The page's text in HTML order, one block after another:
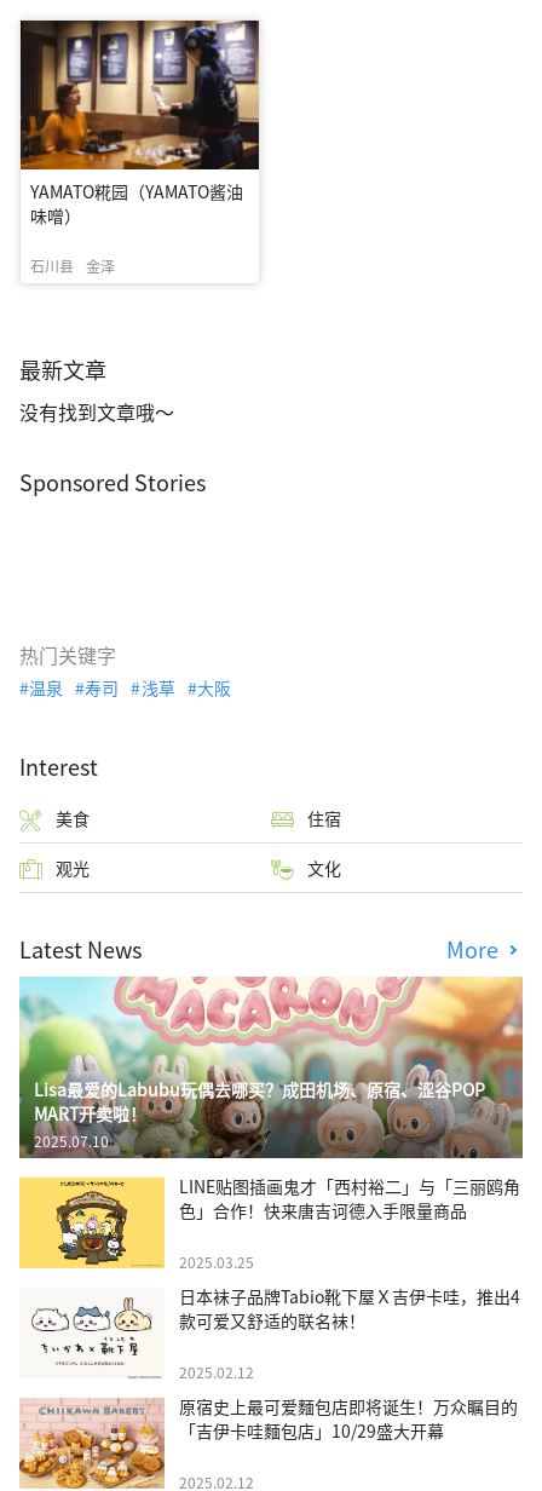
YAMATO糀园（YAMATO酱油
味噌）
石川县 金泽
最新文章
没有找到文章哦～
Sponsored Stories
热门关键字
温泉 寿司 浅草 大阪
Interest
美食 住宿
观光 文化
Latest News More
Lisa最爱的Labubu玩偶去哪买？成田机场、原宿、涩谷POP
MART开卖啦！
2025.07.10
LINE贴图插画鬼才「西村裕二」与「三丽鸥角
色」合作！快来唐吉诃德入手限量商品
2025.03.25
日本袜子品牌Tabio靴下屋Ｘ吉伊卡哇，推出4
款可爱又舒适的联名袜！
2025.02.12
原宿史上最可爱麵包店即将诞生！万众瞩目的
「吉伊卡哇麵包店」10/29盛大开幕
2025.02.12